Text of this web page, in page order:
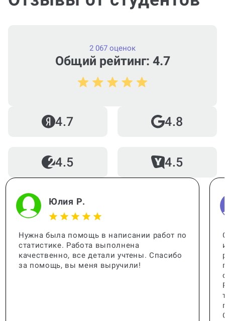
Как работает гарантия?
Когда и как нужно оплачивать
заказ?
Общий рейтинг: 4.7
2 067 оценок
4.7 4.8
4.5 4.5
Юлия Р.
Нужна была помощь в написании работ по
статистике. Работа выполнена
качественно, все детали учтены. Спасибо
за помощь, вы меня выручили!